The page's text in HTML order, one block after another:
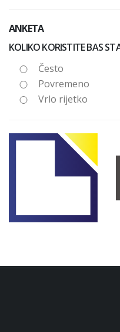
ANKETA
KOLIKO KORISTITE BAS
Često
Povremeno
Vrlo rijetko